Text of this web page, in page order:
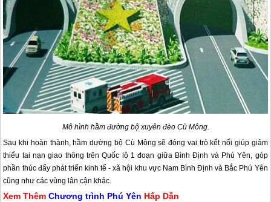
Mô hình hầm đường bộ xuyên đèo Cù Mông.
Sau khi hoàn thành, hầm dường bộ Cù Mông sẽ đóng vai trò kết nối giúp giảm
thiểu tai nạn giao thông trên Quốc lộ 1 đoạn giữa Bình Định và Phú Yên , góp
phần thúc đẩy phát triển kinh tế - xã hội khu vực Nam Bình Định và Bắc Phú Yên
cũng như các vùng lân cận khác.
Xem ThêmChương trình Phú Yên Hấp Dẫn